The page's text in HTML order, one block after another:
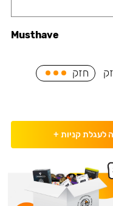
Musthave
חזק
לעגלת קניות +